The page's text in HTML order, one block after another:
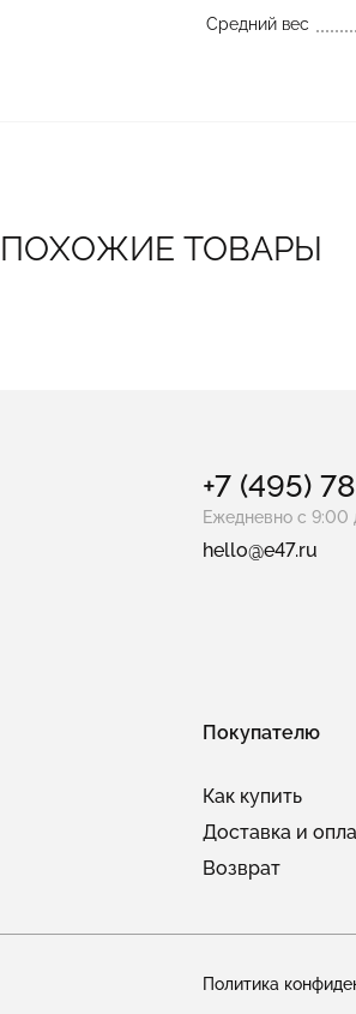
Средний вес
ПОХОЖИЕ ТОВАРЫ
+7 (495)
Ежедневно с 9:00
hello@e47.ru
Покупателю
Как купить
Доставка и
Возврат
Политика